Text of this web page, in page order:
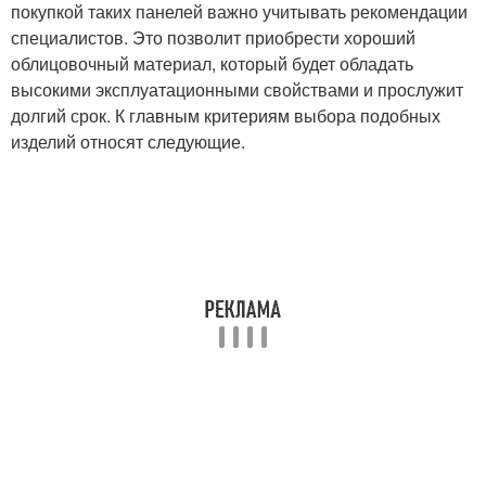
покупкой таких панелей важно учитывать рекомендации
специалистов. Это позволит приобрести хороший
облицовочный материал, который будет обладать
высокими эксплуатационными свойствами и прослужит
долгий срок. К главным критериям выбора подобных
изделий относят следующие.